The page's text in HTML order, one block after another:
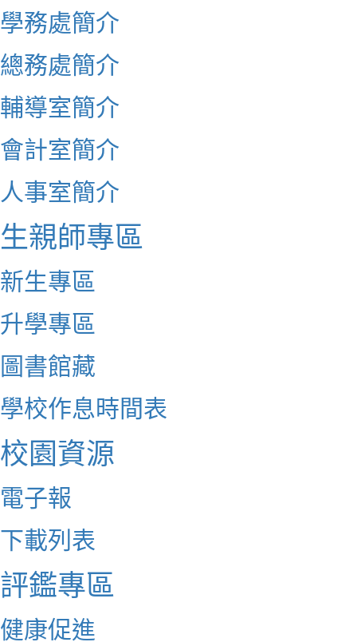
學務處簡介
總務處簡介
輔導室簡介
會計室簡介
人事室簡介
生親師專區
新生專區
升學專區
圖書館藏
學校作息時間表
校園資源
電子報
下載列表
評鑑專區
健康促進